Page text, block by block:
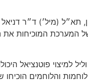
תא״ל (מיל׳) ד״ר
המוכיחות את
למיצוי פוטנציאל
מטרות בתרחישים שונים.